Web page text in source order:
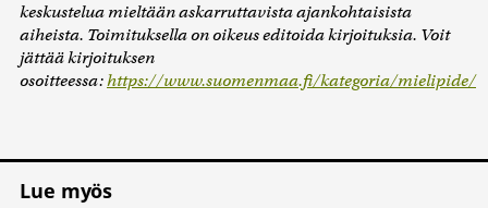
keskustelua mieltään askarruttavista ajankohtaisista
aiheista. Toimituksella on oikeus editoida kirjoituksia. Voit
jättää kirjoituksen
osoitteessa:https://www.suomenmaa.fi/kategoria/mielipide/
Lue myös